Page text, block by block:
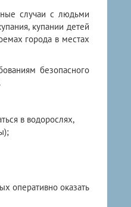
случаи с людьми
купании детей
города в местах
безопасного
в водорослях,
оперативно оказать